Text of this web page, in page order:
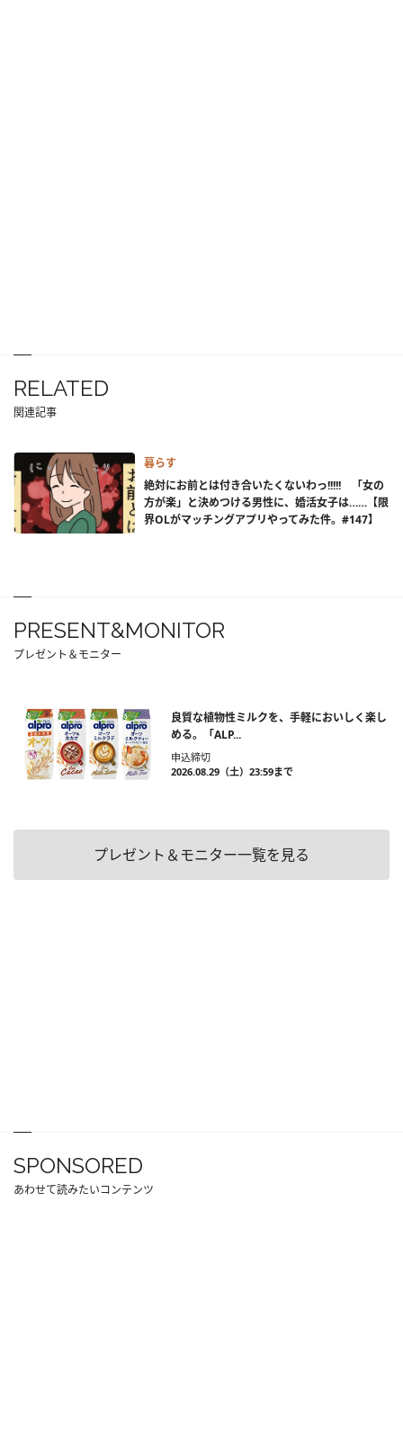
RELATED
関連記事
暮らす
絶対にお前とは付き合いたくないわっ!!!!! 「女の
方が楽」と決めつける男性に、婚活女子は……【限
界OLがマッチングアプリやってみた件。#147】
PRESENT&MONITOR
プレゼント＆モニター
良質な植物性ミルクを、手軽においしく楽し
める。「ALP...
申込締切
2026.08.29（土）23:59まで
プレゼント＆モニター一覧を見る
SPONSORED
あわせて読みたいコンテンツ